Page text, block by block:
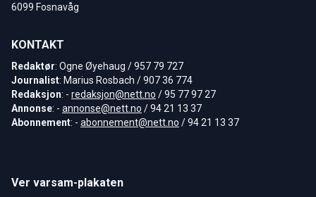
6099 Fosnavåg
KONTAKT
Redaktør: Ogne Øyehaug / 957 79 727
Journalist: Marius Rosbach / 907 36 774
Redaksjon: - redaksjon@nett.no / 95 77 97 27
Annonse: - annonse@nett.no / 94 21 13 37
Abonnement: - abonnement@nett.no / 94 21 13 37
Ver varsam-plakaten